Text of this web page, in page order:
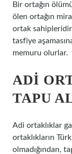
Bir ortağın
ölen ortağın
ortak
tasfiye
memuru olurlar.
ADI
TAPU
Adi ortaklıklar
ortaklıkların
olmadığından,